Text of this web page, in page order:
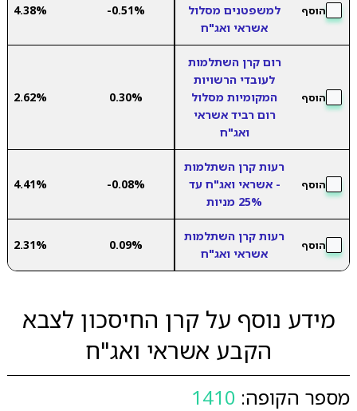
הוסף
למשפטנים מסלול
אשראי ואג"ח
-0.51%
4.38%
הוסף
רום קרן השתלמות
לעובדי הרשויות
המקומיות מסלול
רום רביד אשראי
ואג"ח
0.30%
2.62%
הוסף
רעות קרן השתלמות
- אשראי ואג"ח עד
25% מניות
-0.08%
4.41%
הוסף
רעות קרן השתלמות
אשראי ואג"ח
0.09%
2.31%
מידע נוסף על קרן החיסכון לצבא
הקבע אשראי ואג"ח
מספר הקופה: 1410